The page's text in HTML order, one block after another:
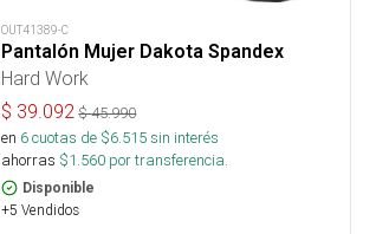
OUT41389-C
Pantalón Mujer Dakota Spandex
Hard Work
$ 39.092 $45.990
en 6cuotas de $6.515sin interés
ahorras $1.560 por transferencia.
Disponible
+5 Vendidos